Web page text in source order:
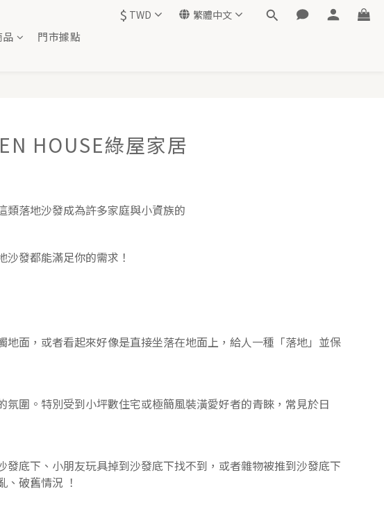
$ TWD 繁體中文
品 門市據點
HOUSE綠屋家居
類落地沙發成為許多家庭與小資族的
發都能滿足你的需求！
面，或者看起來好像是直接坐落在地面上，給人一種「落地」並保
圍。特別受到小坪數住宅或極簡風裝潢愛好者的青睞，常見於日
底下、小朋友玩具掉到沙發底下找不到，或者雜物被推到沙發底下
破舊情況 ！